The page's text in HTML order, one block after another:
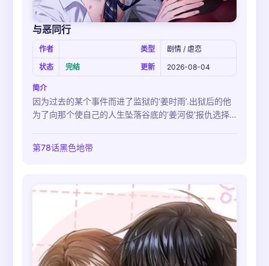
与恶同行
作者 类型
剧情 / 虐恋
状态
完结 更新 2026-08-04
简介
因为过去的某个事件而进了监狱的‘姜时雨’.出狱后的他
为了向那个使自己的人生坠落谷底的‘姜河俊’报仇选择
越会被自己曾喜欢过他的过去纠缠每一天都被自愧感和
因为坏人的背叛而被毁掉的人生才开始的复仇.他
第78话黑色地带